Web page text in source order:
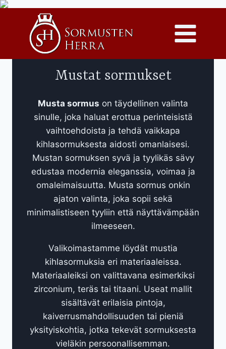
sisältöön
Mustat sormukset
Musta sormus on täydellinen valinta
sinulle, joka haluat erottua perinteisistä
vaihtoehdoista ja tehdä vaikkapa
kihlasormuksesta aidosti omanlaisesi.
Mustan sormuksen syvä ja tyylikäs sävy
edustaa modernia eleganssia, voimaa ja
omaleimaisuutta. Musta sormus onkin
ajaton valinta, joka sopii sekä
minimalistiseen tyyliin että näyttävämpään
ilmeeseen.
Valikoimastamme löydät mustia
kihlasormuksia eri materiaaleissa.
Materiaaleiksi on valittavana esimerkiksi
zirconium, teräs tai titaani. Useat mallit
sisältävät erilaisia pintoja,
kaiverrusmahdollisuuden tai pieniä
yksityiskohtia, jotka tekevät sormuksesta
vieläkin persoonallisemman.